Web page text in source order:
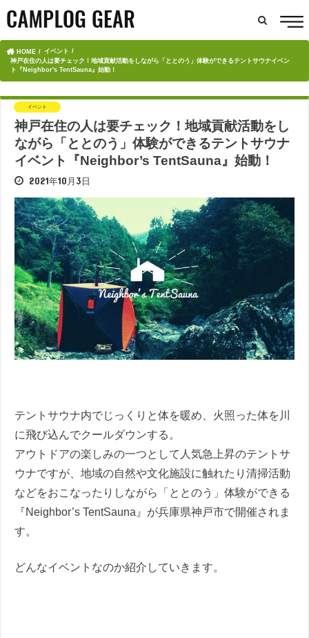
HOME
イベント
神戸在住の人は要チェック！地域貢献活動をしながら「ととのう」体験ができるテントサウナイベン
ト『Neighbor's TentSauna』始動！
イベント
神戸在住の人は要チェック！地域貢献活動をし
ながら「ととのう」体験ができるテントサウナ
イベント『Neighbor’s TentSauna』始動！
2021年10月3日
テントサウナ内でじっくりと体を暖め、火照った体を川
に飛び込んでクールダウンする。
アウトドアの楽しみの一つとして人気急上昇のテントサ
ウナですが、地域の自然や文化施設に触れたり清掃活動
などをおこなったりしながら「ととのう」体験ができる
『Neighbor’s TentSauna』が兵庫県神戸市で開催されま
す。
どんなイベントなのか紹介していきます。